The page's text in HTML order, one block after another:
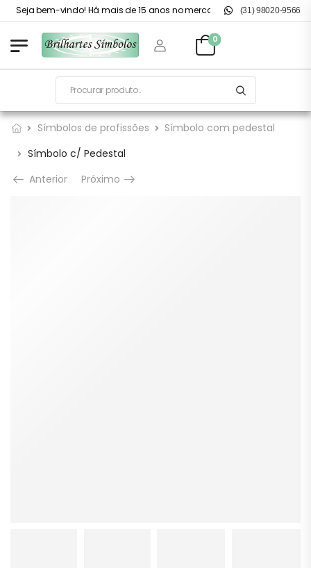
Seja bem-vindo! Há mais de 15 anos no mercado. (31) 98020-9566
0
Símbolos de profissões
Símbolo com pedestal
Símbolo c/ Pedestal
Anterior
Próximo